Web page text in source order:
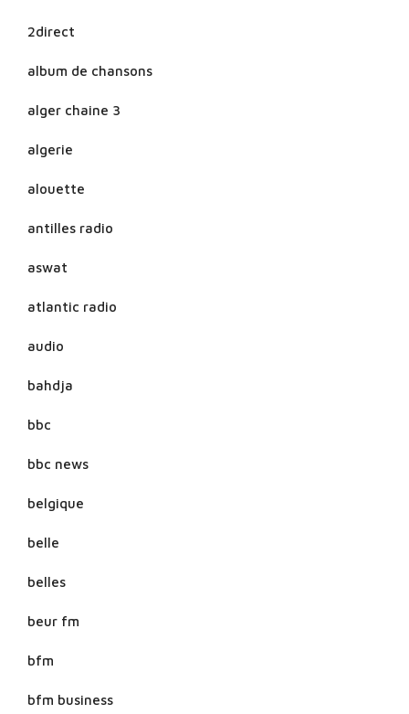
2direct
album de chansons
alger chaine 3
algerie
alouette
antilles radio
aswat
atlantic radio
audio
bahdja
bbc
bbc news
belgique
belle
belles
beur fm
bfm
bfm business